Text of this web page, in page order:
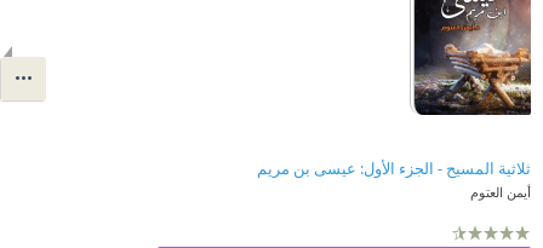
ثلاثية المسيح - الجزء الأول: عيسى بن مريم
أيمن العتوم